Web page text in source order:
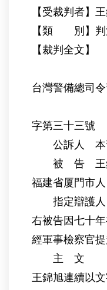
【受裁判者】
【類 別】判
【裁判全文】
台灣警
七
字第三十三號
公訴人 本
被 告 王錦
福建省厦門市人
指定辯護人
右被告因七十
經軍事檢察官
主 文
王錦旭連續以